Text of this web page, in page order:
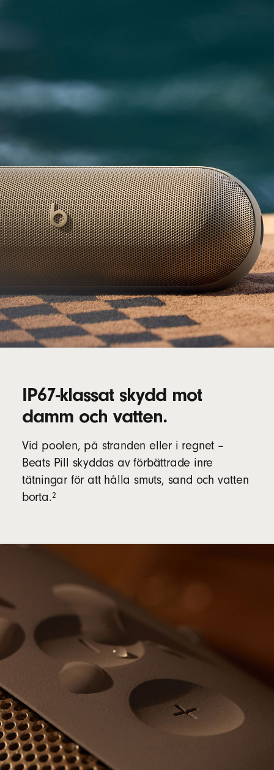
IP67-klassat skydd mot
damm och vatten.
Vid poolen, på stranden eller i regnet –
Beats Pill skyddas av förbättrade inre
tätningar för att hålla smuts, sand och vatten
borta.fotnot
2